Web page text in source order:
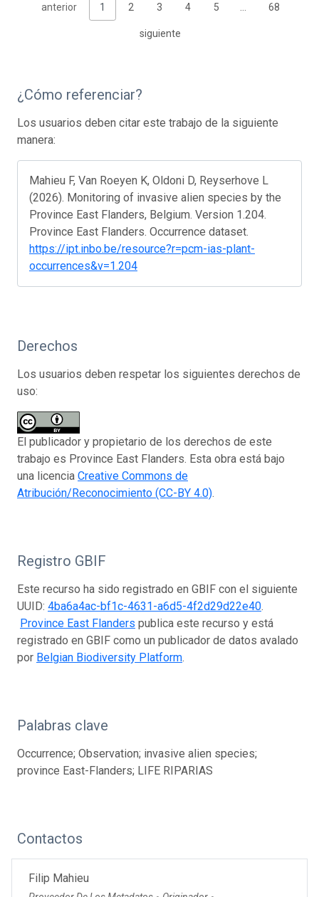
anterior 1 2 3 4 5 68
siguiente
¿Cómo referenciar?
Los usuarios deben citar este trabajo de la siguiente
manera:
Mahieu F, Van Roeyen K, Oldoni D, Reyserhove L
(2026). Monitoring of invasive alien species by the
Province East Flanders, Belgium. Version 1.204.
Province East Flanders. Occurrence dataset.
https://ipt.inbo.be/resource?r=pcm-ias-plant-
occurrences&v=1.204
Derechos
Los usuarios deben respetar los siguientes derechos de
uso:
El publicador y propietario de los derechos de este
trabajo es Province East Flanders. Esta obra está bajo
una licencia Creative Commons de
Atribución/Reconocimiento (CC-BY 4.0).
Registro GBIF
Este recurso ha sido registrado en GBIF con el siguiente
UUID: 4ba6a4ac-bf1c-4631-a6d5-4f2d29d22e40.
Province East Flanders publica este recurso y está
registrado en GBIF como un publicador de datos avalado
por Belgian Biodiversity Platform.
Palabras clave
Occurrence; Observation; invasive alien species;
province East-Flanders; LIFE RIPARIAS
Contactos
Filip Mahieu